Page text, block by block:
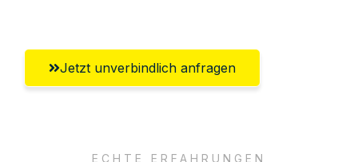
Jetzt unverbindlich anfragen
ECHTE ERFAHRUNGEN